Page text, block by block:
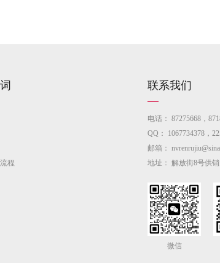
程
联系我们
电话： 87275668，
QQ：
1067734378，
邮箱：
地址： 解放街8号供
微信